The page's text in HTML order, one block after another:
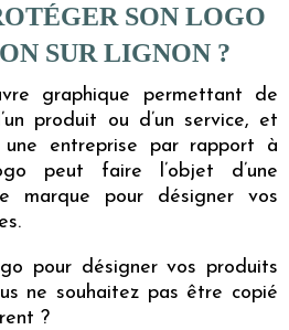
SON LOGO
SUR LIGNON ?
graphique permettant de
produit ou d’un service, et
entreprise par rapport à
peut faire l’objet d’une
marque pour désigner vos
pour désigner vos produits
ne souhaitez pas être copié
?